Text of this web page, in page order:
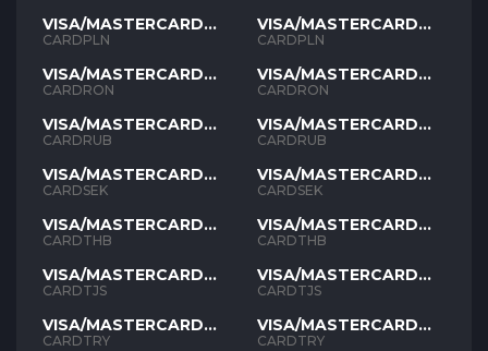
VISA/MASTERCARD
PLN
CARDPLN
VISA/MASTERCARD
RON
CARDRON
VISA/MASTERCARD
RUB
CARDRUB
VISA/MASTERCARD
SEK
CARDSEK
VISA/MASTERCARD
THB
CARDTHB
VISA/MASTERCARD
TJS
CARDTJS
VISA/MASTERCARD
TYR
CARDTRY
VISA/MASTERCARD
PLN
CARDPLN
VISA/MASTERCARD
RON
CARDRON
VISA/MASTERCARD
RUB
CARDRUB
VISA/MASTERCARD
SEK
CARDSEK
VISA/MASTERCARD
THB
CARDTHB
VISA/MASTERCARD
TJS
CARDTJS
VISA/MASTERCARD
TYR
CARDTRY